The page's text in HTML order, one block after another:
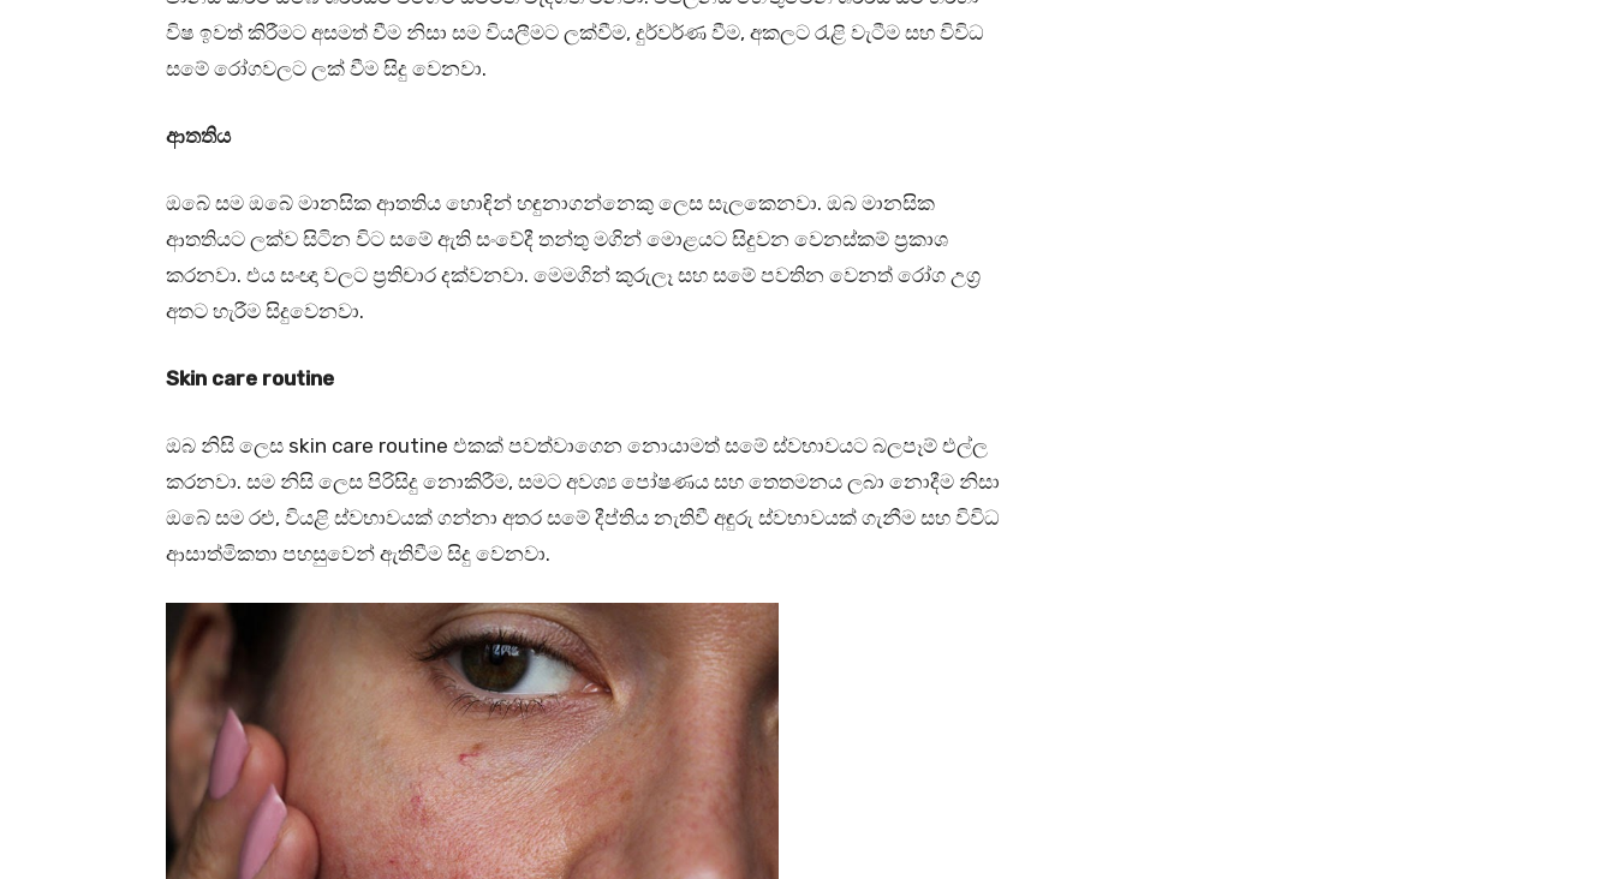
විෂ ඉවත් කිරීමට අසමත් වීම නිසා සම වියලීමට ලක්වීම, දුර්වර්ණ වීම, අකලට රැළි වැටීම සහ විවිධ
සමේ රෝගවලට ලක් වීම සිදු වෙනවා.
ආතතිය
ඔබේ සම ඔබේ මානසික ආතතිය හොඳින් හඳුනාගන්නෙකු ලෙස සැලකෙනවා. ඔබ මානසික
ආතතියට ලක්ව සිටින විට සමේ ඇති සංවේදී තන්තු මගින් මොළයට සිදුවන වෙනස්කම් ප්‍රකාශ
කරනවා. එය සංඥා වලට ප්‍රතිචාර දක්වනවා. මෙමගින් කුරුලෑ සහ සමේ පවතින වෙනත් රෝග උග්‍ර
අතට හැරීම සිදුවෙනවා.
Skin care routine
ඔබ නිසි ලෙස skin care routine එකක් පවත්වාගෙන නොයාමත් සමේ ස්වභාවයට බලපෑම් එල්ල
කරනවා. සම නිසි ලෙස පිරිසිදු නොකිරීම, සමට අවශ්‍ය පෝෂණය සහ තෙතමනය ලබා නොදීම නිසා
ඔබේ සම රළු, වියළි ස්වභාවයක් ගන්නා අතර සමේ දීප්තිය නැතිවී අඳුරු ස්වභාවයක් ගැනීම සහ විවිධ
ආසාත්මිකතා පහසුවෙන් ඇතිවීම සිදු වෙනවා.